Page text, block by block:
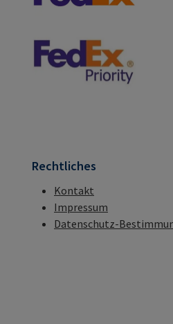
Rechtliches
Kontakt
Impressum
Datenschutz-